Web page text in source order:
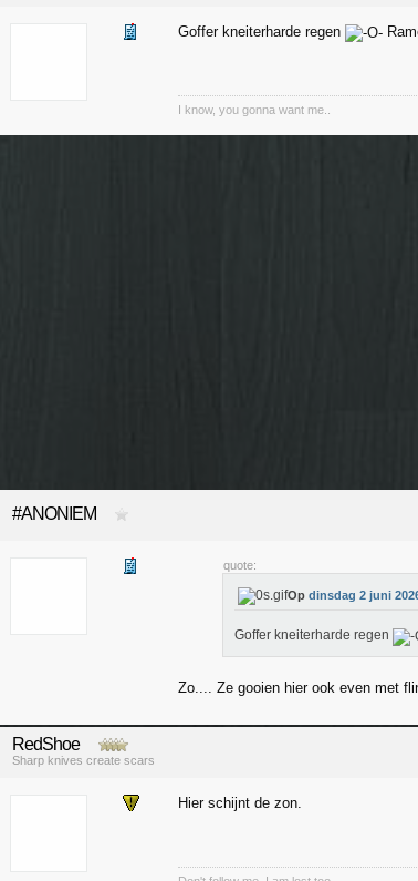
Goffer kneiterharde regen
I know, you gonna want me..
#ANONIEM
quote:
Op dinsdag 2 juni
Goffer kneiterharde regen
Zo.... Ze gooien hier ook even met
RedShoe
Sharp knives create scars
Hier schijnt de zon.